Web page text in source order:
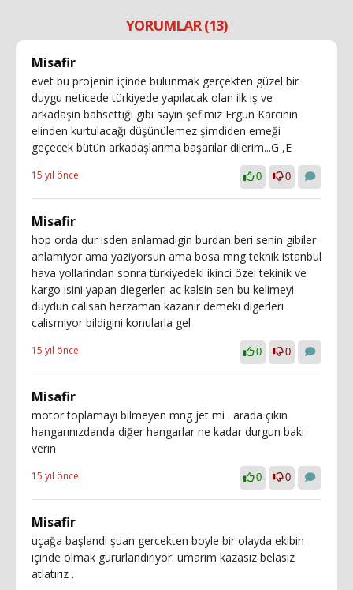
YORUMLAR (13)
Misafir
evet bu projenin içinde bulunmak gerçekten güzel bir
duygu neticede türkiyede yapılacak olan ilk iş ve
arkadaşın bahsettiği gibi sayın şefimiz Ergun Karcının
elinden kurtulacağı düşünülemez şimdiden emeği
geçecek bütün arkadaşlarıma başarılar dilerim...G ,E
15 yıl önce 0 0
Misafir
hop orda dur isden anlamadigin burdan beri senin gibiler
anlamiyor ama yaziyorsun ama bosa mng teknik istanbul
hava yollarindan sonra türkiyedeki ikinci özel tekinik ve
kargo isini yapan diegerleri ac kalsin sen bu kelimeyi
duydun calisan herzaman kazanir demeki digerleri
calismiyor bildigini konularla gel
15 yıl önce 0 0
Misafir
motor toplamayı bilmeyen mng jet mi . arada çıkın
hangarınızdanda diğer hangarlar ne kadar durgun bakı
verin
15 yıl önce 0 0
Misafir
uçağa başlandı şuan gercekten boyle bir olayda ekibin
içinde olmak gururlandırıyor. umarım kazasız belasız
atlatırız .